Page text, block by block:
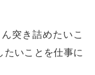
突き詰めたいこ
たいことを仕事に